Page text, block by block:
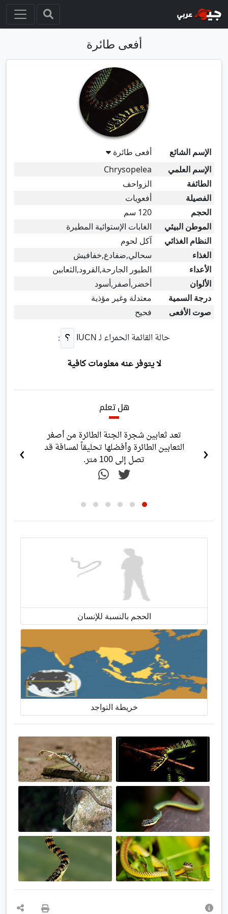
أفعى طائرة
الإسم الشائع
أفعى طائرة
الإسم العلمي
Chrysopelea
الطائفة
الزواحف
الفصيلة
أفعويات
الحجم
120 سم
الموطن البيئي
الغابات الإستوائية المطيرة
النظام الغذائي
آكل لحوم
الغذاء
سحالي,ضفادع,خفافيش
الأعداء
الطيور الجارحة,القرود,الثعابين
الألوان
أخضر,أصفر,أسود
درجة السمية
معتدلة وغير مؤذية
صوت الأفعى
فحيح
حالة القائمة الحمراء لـ IUCN
:
لا يتوفر عنه معلومات كافية
هل تعلم
تعد ثعابين شجرة الجنة الطائرة من أصغر
الثعابين الطائرة وأفضلها تحليقاً لمسافة قد
تصل إلى 100 متر.
‹
›
الحجم بالنسبة للإنسان
خريطة التواجد